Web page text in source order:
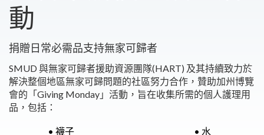
動
捐贈日常必需品支持無家可歸者
SMUD 與無家可歸者援助資源團隊(HART) 及其持續致力於
解決整個地區無家可歸問題的社區努力合作，贊助加州博覽
會的「Giving Monday」活動，旨在收集所需的個人護理用
品，包括：
• 襪子
• 水